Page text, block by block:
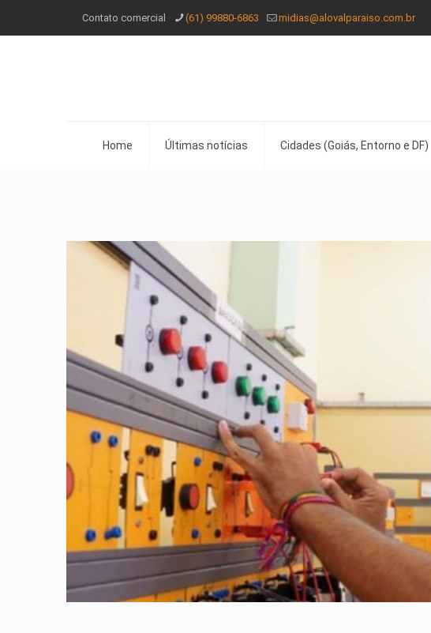
Contato comercial (61) 99880-6863 midias@alovalparaiso.com.br
Home Últimas notícias Cidades (Goiás, Entorno e DF)